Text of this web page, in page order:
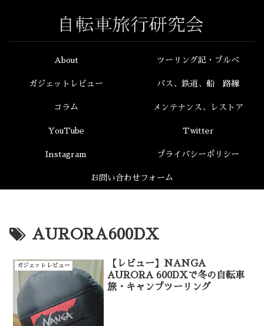
About ツーリング記・ブルベ
ガジェットレビュー バス、鉄道、船 路線
コラム メンテナンス、レストア
YouTube Twitter
Instagram プライバシーポリシー
お問い合わせフォーム
AURORA600DX
ガジェットレビュー
【レビュー】NANGA
AURORA 600DXで冬の自転車
旅・キャンプツーリング